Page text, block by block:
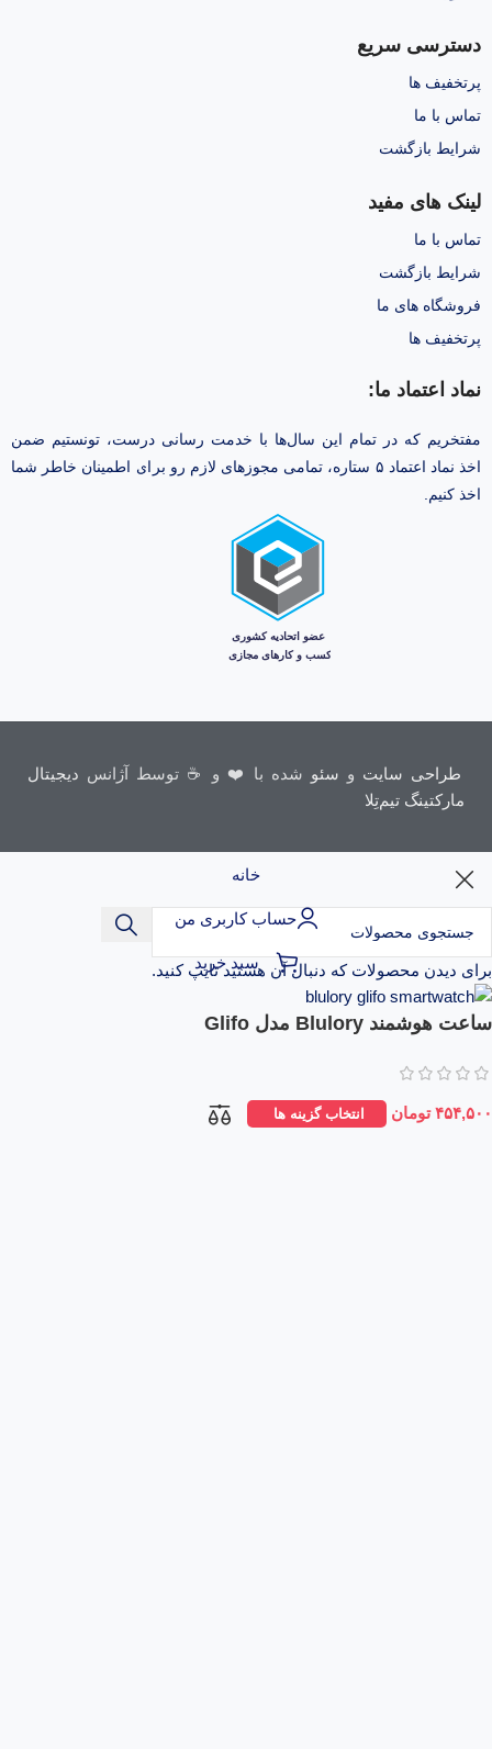
دسترسی سریع
پرتخفیف ها
تماس با ما
شرایط بازگشت
لینک های مفید
تماس با ما
شرایط بازگشت
فروشگاه های ما
پرتخفیف ها
نماد اعتماد ما:
مفتخریم که در تمام این سال‌ها با خدمت رسانی درست، تونستیم ضمن
اخذ نماد اعتماد ۵ ستاره، تمامی مجوز‌های لازم رو برای اطمینان خاطر شما
اخذ کنیم.
طراحی سایت و سئو شده با ❤️ و ☕ توسط آژانس دیجیتال
مارکتینگ تیم‌تِلا
برای دیدن محصولات که دنبال آن هستید تایپ کنید.
خانه
حساب کاربری من
سبد خرید
ساعت هوشمند Blulory مدل Glifo
۴۵۴,۵۰۰ تومان انتخاب گزینه ها